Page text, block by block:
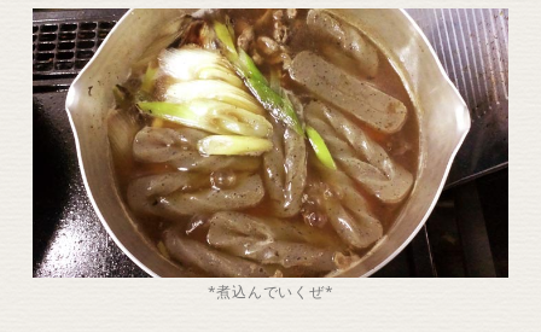
*煮込んでいくぜ*